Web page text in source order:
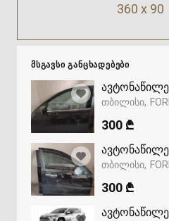
360 x 90
ᲛᲡᲒᲐᲕᲡᲘ ᲒᲐᲜᲪᲮᲐᲓᲔᲑᲔᲑᲘ
თბილისი
300 ₾
თბილისი
300 ₾